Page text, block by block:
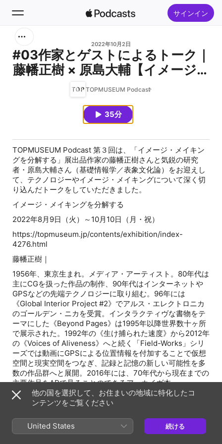
サインイン
ホーム
トップランキング
2022年10月2日
#03作家とゲストによるトーク｜
藤幡正樹 × 原島大輔【イメージ・
メイキングを分解する】（前編）
Harashima
Daisuke【Reinventing Image-
Making】Part 1
TOPMUSEUM Podcast
35分
TOPMUSEUM Podcast 第３回は、「イメージ・メイキン
グを分解する」展出品作家の藤幡正樹さんと気鋭の研究
者・原島大輔さん（基礎情報学／表象文化論）をお迎えし
て、テクノロジーやイメージ・メイキングについて深く切
り込んだトークをしていただきました。
イメージ・メイキングを分解する
2022年8月9日（火）～10月10日（月・祝）
https://topmuseum.jp/contents/exhibition/index-
4276.html
藤幡正樹｜
1956年、東京生まれ。メディア・アーティスト。80年代は
主にCGを扱った作品の制作、90年代はインターネットや
GPSなどの先端テクノロジーに取り組む。96年には
《Global Interior Project #2》でアルス・エレクトロニカ
のゴールデン・ニカを受賞。インタラクティヴな書物をテ
ーマにした《Beyond Pages》は1995年以降世界数十ヶ所
で展示された。1992年の《生け捕られた速度》から2012年
の《Voices of Aliveness》へと続く「Field-Works」シリ
ーズでは動画にGPSによる位置情報を付加することで仮想
空間と現実空間をつなぎ、記録と記憶の新しい可能性を多
数の作品群へと展開。2016年には、70年代から現在までの
主要作品をARで見ることのできるアーカイヴ本
『anarchive #6 Masaki Fujihata』をフランスで出版。最新
プロジェクトは、残された写真を参照しつつその時代の
の香港での《BeHere HongKong》（企画：osage art
foundation）に続いて、1942年に起きた日系人強制収容を
他の国を選択して、お住まいの地域に特化したコ
ンテンツをご覧ください
United States 続ける